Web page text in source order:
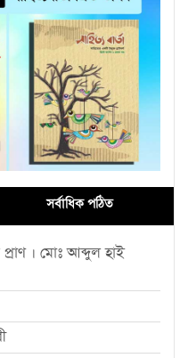
সর্বাধিক পঠিত
। মোঃ আব্দুল হাই